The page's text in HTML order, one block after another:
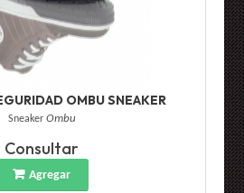
OMBU SNEAKER
Sneaker Ombu
Consultar
Agregar